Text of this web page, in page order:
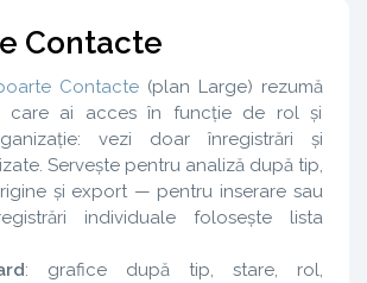
Contacte
Contacte (plan Large) rezumă
care ai acces în funcție de rol și
vezi doar înregistrări și
Servește pentru analiză după tip,
și export — pentru inserare sau
individuale folosește lista
: grafice după tip, stare, rol,